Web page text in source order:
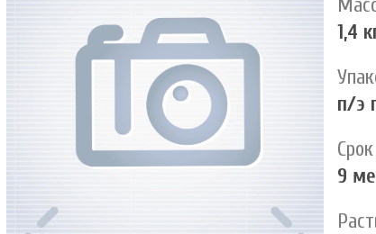
1,4
п/э
9